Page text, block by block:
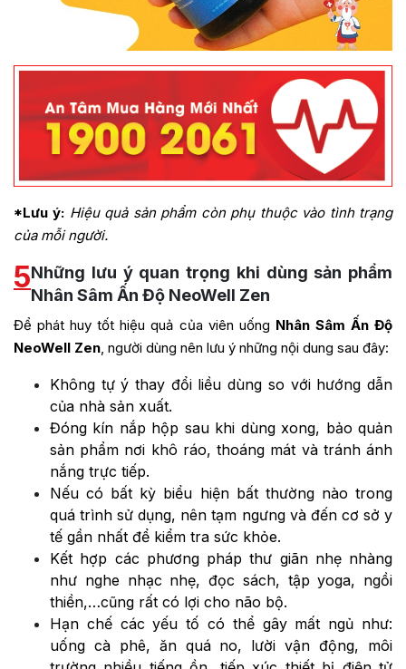
*Lưu ý: Hiệu quả sản phẩm còn phụ thuộc vào tình trạng
của mỗi người.
5Những lưu ý quan trọng khi dùng sản phẩm
Nhân Sâm Ấn Độ NeoWell Zen
Để phát huy tốt hiệu quả của viên uống Nhân Sâm Ấn Độ
NeoWell Zen, người dùng nên lưu ý những nội dung sau đây:
Không tự ý thay đổi liều dùng so với hướng dẫn
của nhà sản xuất.
Đóng kín nắp hộp sau khi dùng xong, bảo quản
sản phẩm nơi khô ráo, thoáng mát và tránh ánh
nắng trực tiếp.
Nếu có bất kỳ biểu hiện bất thường nào trong
quá trình sử dụng, nên tạm ngưng và đến cơ sở y
tế gần nhất để kiểm tra sức khỏe.
Kết hợp các phương pháp thư giãn nhẹ nhàng
như nghe nhạc nhẹ, đọc sách, tập yoga, ngồi
thiền,…cũng rất có lợi cho não bộ.
Hạn chế các yếu tố có thể gây mất ngủ như:
uống cà phê, ăn quá no, lười vận động, môi